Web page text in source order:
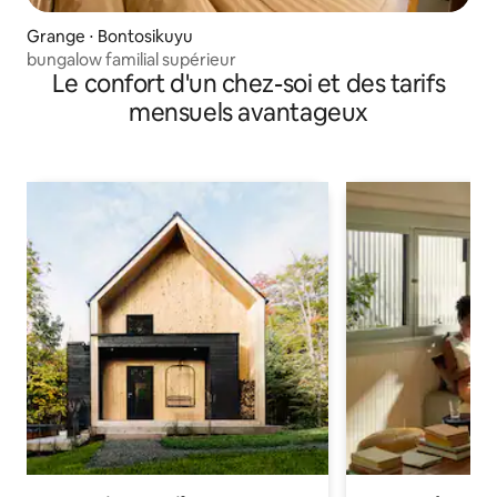
Grange ⋅ Bontosikuyu
bungalow familial supérieur
Le confort d'un chez-soi et des tarifs
mensuels avantageux